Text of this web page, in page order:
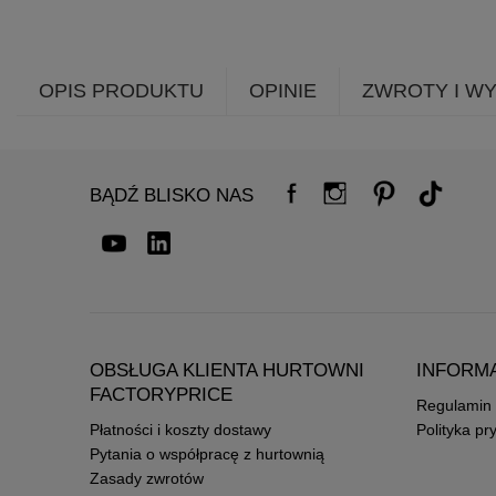
OPIS PRODUKTU OPINIE ZWROTY I
BĄDŹ BLISKO NAS
OBSŁUGA KLIENTA HURTOWNI
FACTORYPRICE
Płatności i koszty dostawy
Pytania o współpracę z hurtownią
Zasady zwrotów
Regulamin
Polityka